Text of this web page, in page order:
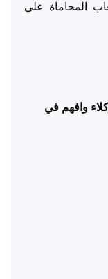
المحاماة على
وافهم في